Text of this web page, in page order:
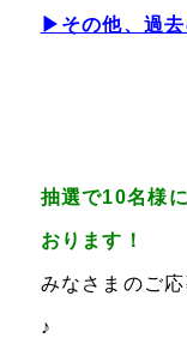
▶その他、過
抽選で10名様
おります！
みなさまのご
♪